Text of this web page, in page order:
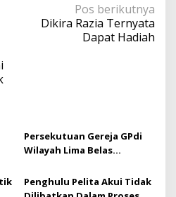
Pos berikutnya
Dikira Razia Ternyata
Dapat Hadiah
Persekutuan Gereja GPdi
Wilayah Lima Belas
Gabungan
Penghulu Pelita Akui Tidak